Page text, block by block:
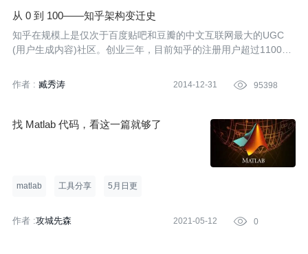
从 0 到 100——知乎架构变迁史
知乎在规模上是仅次于百度贴吧和豆瓣的中文互联网最大的UGC
(用户生成内容)社区。创业三年，目前知乎的注册用户超过1100
ArchSummit北京2014大会上，知乎联合创始人兼 CTO 李申申带
作者 : 臧秀涛 2014-12-31  95398
找 Matlab 代码，看这一篇就够了
matlab 工具分享 5月日更
作者 :攻城先森 2021-05-12  0